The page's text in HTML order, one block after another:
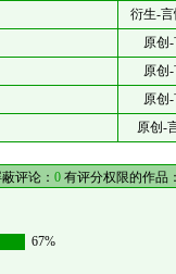
衍生-
原创
原创
原创
原创-
评论： 0 有评分权限的作品
67%